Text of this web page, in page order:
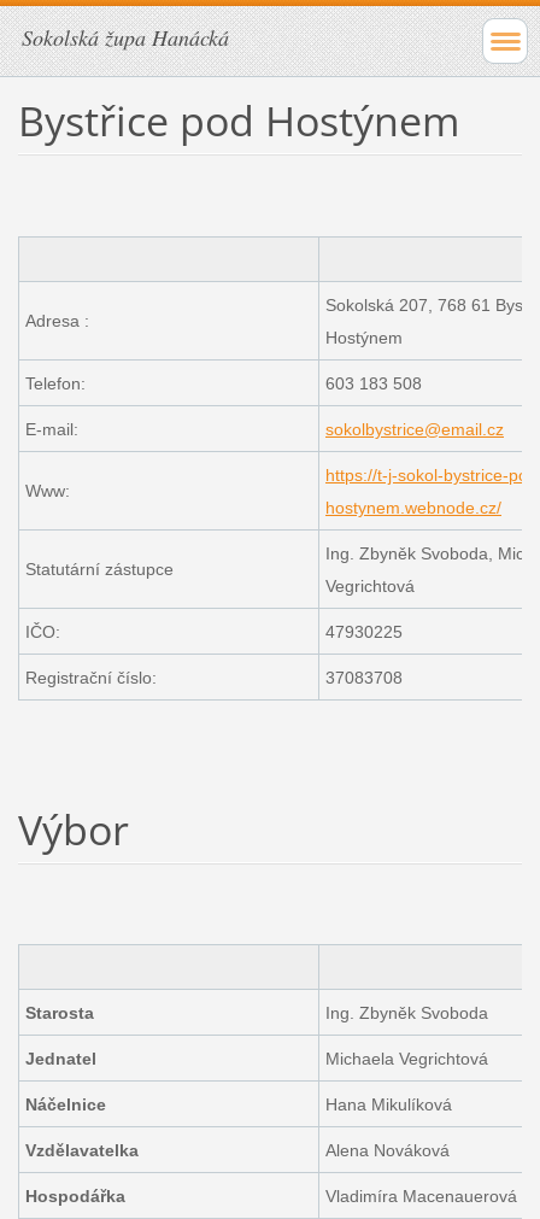
Sokolská župa Hanácká
Bystřice pod Hostýnem
Adresa :
Sokolská 207, 768 61
Hostýnem
Telefon: 603 183 508
E-mail: sokolbystrice@email.cz
Www:
https://t-j-sokol-bystrice-
hostynem.webnode.cz/
Statutární zástupce
Ing. Zbyněk Svoboda,
Vegrichtová
IČO: 47930225
Registrační číslo: 37083708
Výbor
Starosta Ing. Zbyněk Svoboda
Jednatel Michaela Vegrichtová
Náčelnice Hana Mikulíková
Vzdělavatelka Alena Nováková
Hospodářka Vladimíra Macenauerová